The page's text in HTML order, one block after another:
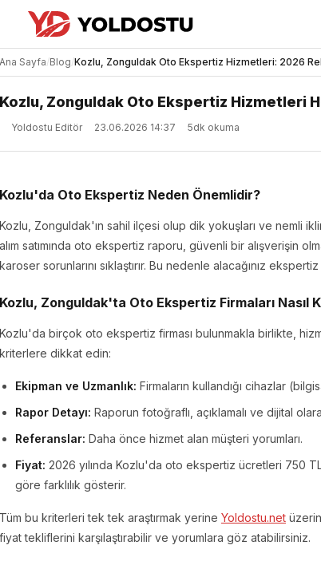
Ana Sayfa/Blog/Kozlu, Zonguldak Oto Ekspertiz Hizmetleri: 2026
Kozlu, Zonguldak Oto Ekspertiz Hizmetleri
Yoldostu Editör 23.06.2026 14:37 5dk okuma
Kozlu'da Oto Ekspertiz Neden Önemlidir?
Kozlu, Zonguldak'ın sahil ilçesi olup dik yokuşları ve nemli
alım satımında oto ekspertiz raporu, güvenli bir alışverişin
karoser sorunlarını sıklaştırır. Bu nedenle alacağınız
Kozlu, Zonguldak'ta Oto Ekspertiz Firmaları Nasıl
Kozlu'da birçok oto ekspertiz firması bulunmakla birlikte,
kriterlere dikkat edin:
Ekipman ve Uzmanlık: Firmaların kullandığı cihazlar
Rapor Detayı: Raporun fotoğraflı, açıklamalı ve dijital
Referanslar: Daha önce hizmet alan müşteri yorumları.
Fiyat: 2026 yılında Kozlu'da oto ekspertiz ücretleri 750
göre farklılık gösterir.
Tüm bu kriterleri tek tek araştırmak yerine Yoldostu.net
fiyat tekliflerini karşılaştırabilir ve yorumlara göz atabilirsiniz.